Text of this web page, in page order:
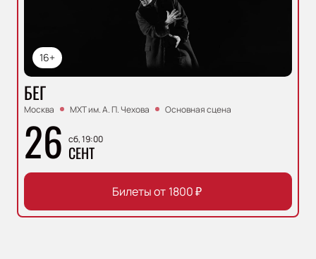
16+
БЕГ
Москва МХТ им. А. П. Чехова Основная сцена
26 сб, 19:00
СЕНТ
Билеты от 1800₽